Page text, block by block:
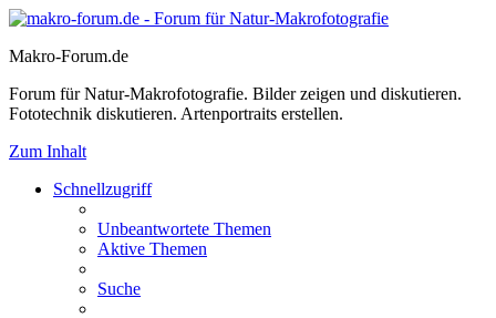
Makro-Forum.de
Forum für Natur-Makrofotografie. Bilder zeigen und diskutieren.
Fototechnik diskutieren. Artenportraits erstellen.
Zum Inhalt
Schnellzugriff
Unbeantwortete Themen
Aktive Themen
Suche